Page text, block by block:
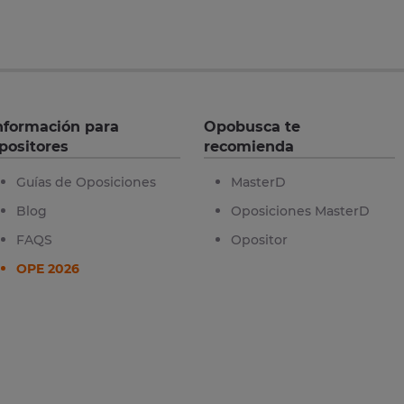
para
Guías de Oposiciones
Blog
FAQS
OPE 2026
Opobusca te
recomienda
MasterD
Oposiciones MasterD
Opositor